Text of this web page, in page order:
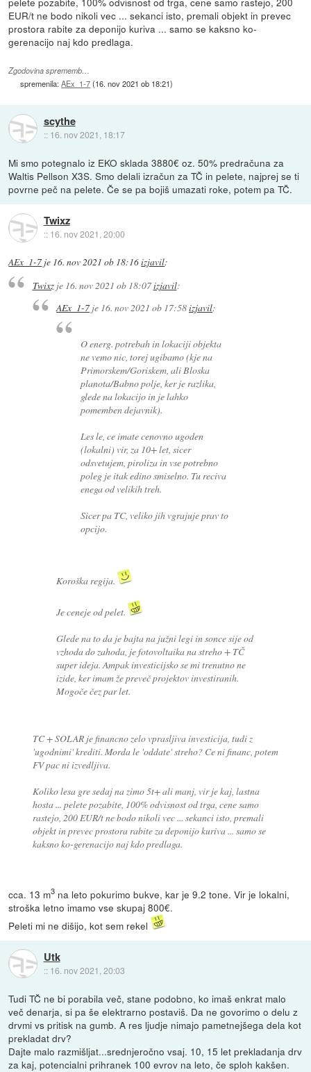
EUR/t ne bodo nikoli vec ... sekanci isto, premali objekt in prevec
prostora rabite za deponijo kuriva ... samo se kaksno ko-
gerenacijo naj kdo predlaga.
Zgodovina sprememb…
spremenila:AEx_1-7(16. nov 2021 ob 18:21)
scythe
:: 16. nov 2021, 18:17
Mi smo potegnalo iz EKO sklada 3880€ oz. 50% predračuna za
Waltis Pellson X3S. Smo delali izračun za TČ in pelete, najprej se ti
povrne peč na pelete. Če se pa bojiš umazati roke, potem pa TČ.
Twixz
:: 16. nov 2021, 20:00
AEx_1-7 je 16. nov 2021 ob 18:16izjavil:
Twixzje 16. nov 2021 ob 18:07izjavil:
AEx_1-7je 16. nov 2021 ob 17:58izjavil:
O energ. potrebah in lokaciji objekta
ne vemo nic, torej ugibamo (kje na
Primorskem/Goriskem, ali Bloska
planota/Babno polje, ker je razlika,
glede na lokacijo in je lahko
pomemben dejavnik).
Les le, ce imate cenovno ugoden
(lokalni) vir, za 10+ let, sicer
odsvetujem, piroliza in vse potrebno
poleg je itak edino smiselno. Tu reciva
enega od velikih treh.
Sicer pa TC, veliko jih vgrajuje prav to
opcijo.
Koroška regija.
Je ceneje od pelet.
Glede na to da je bajta na južni legi in sonce sije od
vzhoda do zahoda, je fotovoltaika na streho + TČ
super ideja. Ampak investicijsko se mi trenutno ne
izide, ker imam že preveč projektov investiranih.
Mogoče čez par let.
TC + SOLAR je financno zelo vprasljiva investicija, tudi z
'ugodnimi' krediti. Morda le 'oddate' streho? Ce ni financ, potem
FV pac ni izvedljiva.
Koliko lesa gre sedaj na zimo 5t+ ali manj, vir je kaj, lastna
hosta ... pelete pozabite, 100% odvisnost od trga, cene samo
rastejo, 200 EUR/t ne bodo nikoli vec ... sekanci isto, premali
objekt in prevec prostora rabite za deponijo kuriva ... samo se
kaksno ko-gerenacijo naj kdo predlaga.
cca. 13 m3 na leto pokurimo bukve, kar je 9.2 tone. Vir je lokalni,
stroška letno imamo vse skupaj 800€.
Peleti mi ne dišijo, kot sem rekel
Utk
:: 16. nov 2021, 20:03
Tudi TČ ne bi porabila več, stane podobno, ko imaš enkrat malo
več denarja, si pa še elektrarno postaviš. Da ne govorimo o delu z
drvmi vs pritisk na gumb. A res ljudje nimajo pametnejšega dela kot
prekladat drv?
Dajte malo razmišljat...srednjeročno vsaj. 10, 15 let prekladanja drv
za kaj, potencialni prihranek 100 evrov na leto, če sploh kakšen.